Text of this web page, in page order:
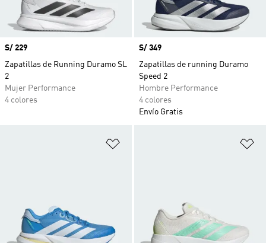
Precio
S/ 229
Zapatillas de Running Duramo SL
2
Mujer Performance
4 colores
Precio
S/ 349
Zapatillas de running Duramo
Speed 2
Hombre Performance
4 colores
Envío Gratis